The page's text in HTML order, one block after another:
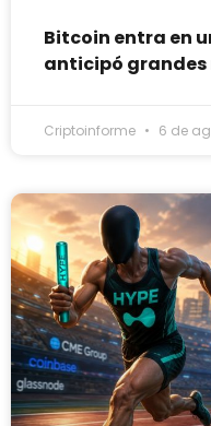
Bitcoin entra en
anticipó grandes
Criptoinforme 6 de